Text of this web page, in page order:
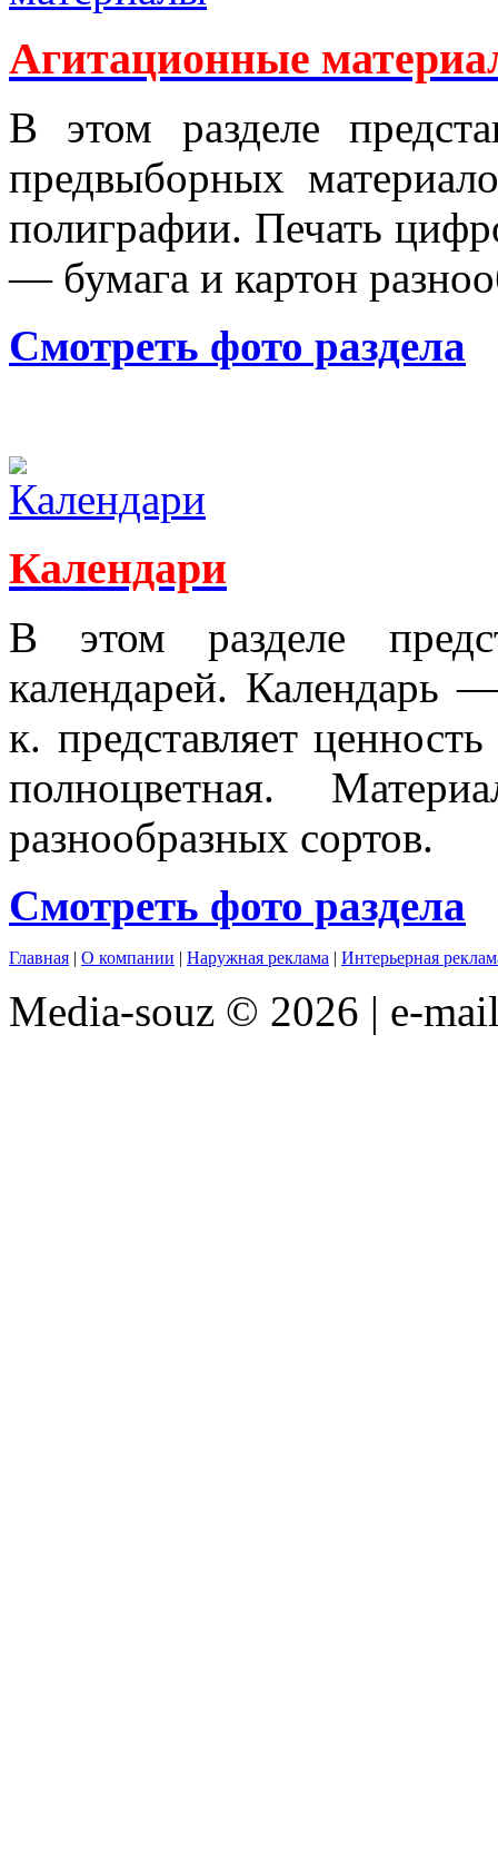
Агитационные
В этом разделе
предвыборных
полиграфии. Печать
— бумага и картон
Смотреть фото раздела
Календари
В этом разделе
календарей. Календарь
к. представляет
полноцветная.
разнообразных сортов.
Смотреть фото раздела
Главная | О компании | Наружная реклама | Интерьерная
Media-souz © 2026 | e-